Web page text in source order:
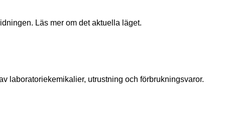
Läs mer om det aktuella läget.
laboratoriekemikalier, utrustning och förbrukningsvaror.